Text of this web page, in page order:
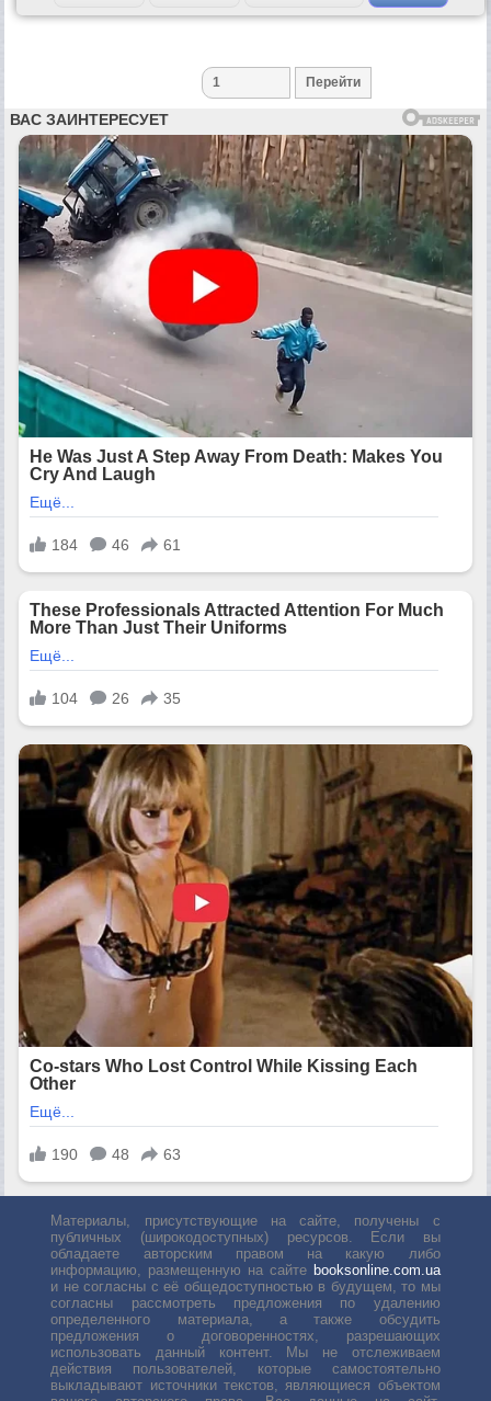
Материалы, присутствующие на сайте, получены с
публичных (широкодоступных) ресурсов. Если вы
обладаете авторским правом на какую либо
информацию, размещенную на сайте booksonline.com.ua
и не согласны с её общедоступностью в будущем, то мы
согласны рассмотреть предложения по удалению
определенного материала, а также обсудить
предложения о договоренностях, разрешающих
использовать данный контент. Мы не отслеживаем
действия пользователей, которые самостоятельно
выкладывают источники текстов, являющиеся объектом